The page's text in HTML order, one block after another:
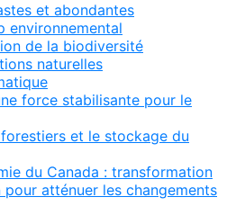
et abondantes
environnemental
de la biodiversité
naturelles
force stabilisante pour le
et le stockage du
du Canada : transformation
atténuer les changements